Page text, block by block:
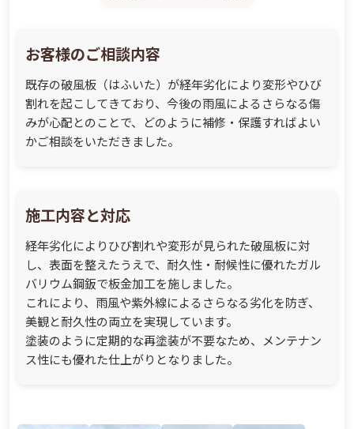
お客様のご相談内容
既存の破風板（はふいた）が経年劣化により変形やひび
割れを起こしてきており、今後の雨風によるさらなる傷
みが心配とのことで、どのように補修・保護すればよい
かご相談をいただきました。
施工内容と対応
経年劣化によりひび割れや変形が見られた破風板に対
し、表面を整えたうえで、耐久性・耐候性に優れたガル
バリウム鋼鈑で板金加工を施しました。
これにより、雨風や紫外線によるさらなる劣化を防ぎ、
美観と耐久性の両立を実現しています。
塗装のように定期的な再塗装が不要なため、メンテナン
ス性にも優れた仕上がりとなりました。